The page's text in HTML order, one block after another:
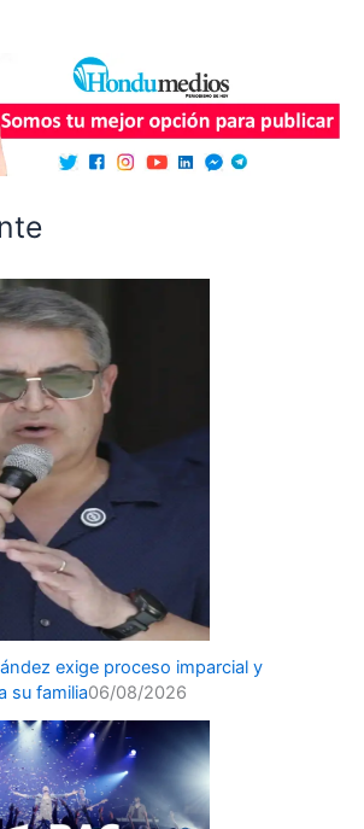
exige proceso imparcial y
su familia06/08/2026